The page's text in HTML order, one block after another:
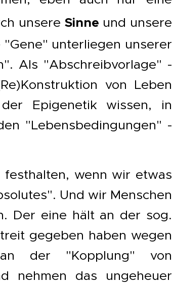
unsere Sinne und unsere
"Gene" unterliegen unserer
Als "Abschreibvorlage" -
von Leben
Epigenetik wissen, in
"Lebensbedingungen" -
wenn wir etwas
Und wir Menschen
Der eine hält an der sog.
gegeben haben wegen
der "Kopplung" von
nehmen das ungeheuer